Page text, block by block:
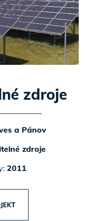
zdroje
a Pánov
zdroje
2011